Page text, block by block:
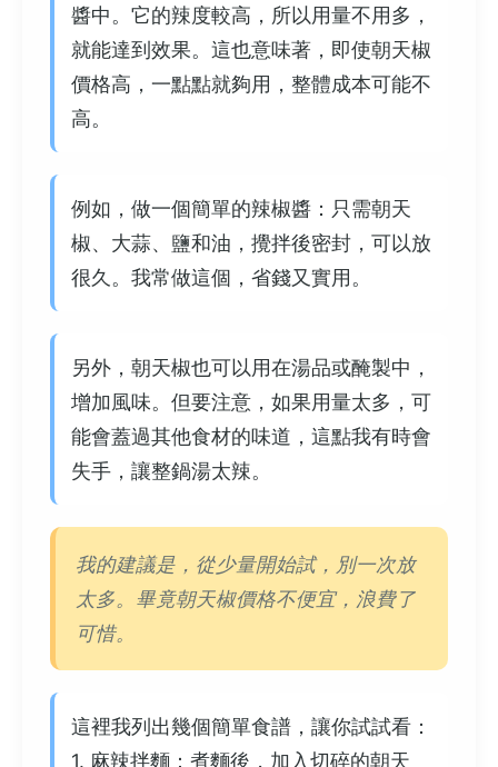
醬中。它的辣度較高，所以用量不用多，
就能達到效果。這也意味著，即使朝天椒
價格高，一點點就夠用，整體成本可能不
高。
例如，做一個簡單的辣椒醬：只需朝天
椒、大蒜、鹽和油，攪拌後密封，可以放
很久。我常做這個，省錢又實用。
另外，朝天椒也可以用在湯品或醃製中，
增加風味。但要注意，如果用量太多，可
能會蓋過其他食材的味道，這點我有時會
失手，讓整鍋湯太辣。
我的建議是，從少量開始試，別一次放
太多。畢竟朝天椒價格不便宜，浪費了
可惜。
這裡我列出幾個簡單食譜，讓你試試看：
1. 麻辣拌麵：煮麵後，加入切碎的朝天